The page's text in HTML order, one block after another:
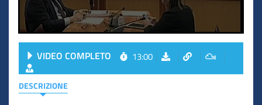
VIDEO COMPLETO 13:00
DESCRIZIONE